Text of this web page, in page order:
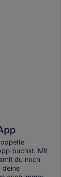
buchst. Mit
du noch
deine